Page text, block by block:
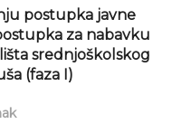
postupka javne
za nabavku
srednjoškolskog
(faza I)